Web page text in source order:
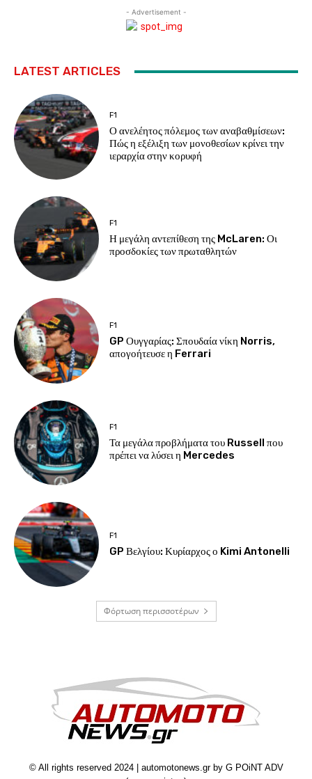
- Advertisement -
LATEST ARTICLES
F1
Ο ανελέητος πόλεμος των αναβαθμίσεων:
Πώς η εξέλιξη των μονοθεσίων κρίνει την
ιεραρχία στην κορυφή
F1
Η μεγάλη αντεπίθεση της McLaren: Οι
προσδοκίες των πρωταθλητών
F1
GP Ουγγαρίας: Σπουδαία νίκη Norris,
απογοήτευσε η Ferrari
F1
Τα μεγάλα προβλήματα του Russell που
πρέπει να λύσει η Mercedes
F1
GP Βελγίου: Κυρίαρχος ο Kimi Antonelli
Φόρτωση περισσοτέρων
© All rights reserved 2024 | automotonews.gr by G POiNT ADV